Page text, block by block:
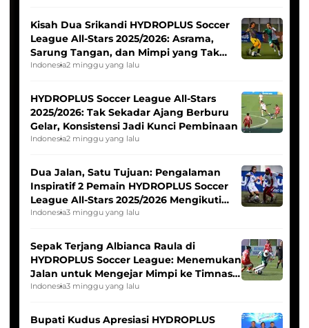
Kisah Dua Srikandi HYDROPLUS Soccer
League All-Stars 2025/2026: Asrama,
Sarung Tangan, dan Mimpi yang Tak
Pernah Padam
Indonesia2 minggu yang lalu
HYDROPLUS Soccer League All-Stars
2025/2026: Tak Sekadar Ajang Berburu
Gelar, Konsistensi Jadi Kunci Pembinaan
Indonesia2 minggu yang lalu
Dua Jalan, Satu Tujuan: Pengalaman
Inspiratif 2 Pemain HYDROPLUS Soccer
League All-Stars 2025/2026 Mengikuti
Seleksi Timnas Indonesia Putri
Indonesia3 minggu yang lalu
Sepak Terjang Albianca Raula di
HYDROPLUS Soccer League: Menemukan
Jalan untuk Mengejar Mimpi ke Timnas
Indonesia Putri
Indonesia3 minggu yang lalu
Bupati Kudus Apresiasi HYDROPLUS